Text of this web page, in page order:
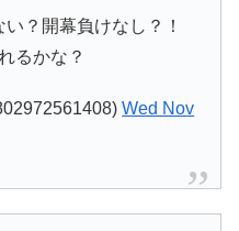
？開幕負けなし？！
るかな？
Wed Nov